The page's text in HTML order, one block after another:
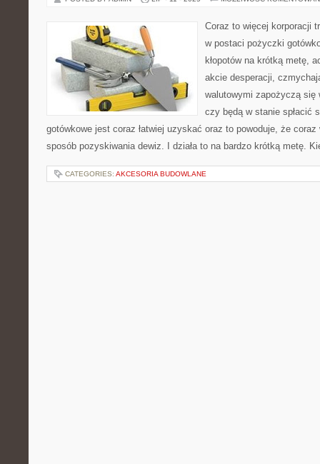
Coraz to więcej korporacji
w postaci pożyczki
kłopotów na krótką metę,
akcie desperacji,
walutowymi zapożyczą się
czy będą w stanie spłacić
gotówkowe jest coraz łatwiej uzyskać oraz to powoduje, że
sposób pozyskiwania dewiz. I działa to na bardzo krótką metę.
CATEGORIES: AKCESORIA BUDOWLANE